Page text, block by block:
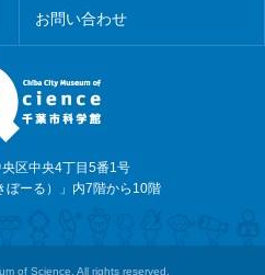
お問い合わせ
区中央4丁目5番1号
ぼーる）」内7階から10階
of Science. All rights reserved.